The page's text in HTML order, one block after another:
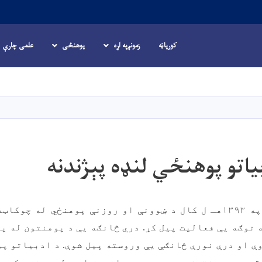
کورپاڼه زمونږپه اړه پوهنځی علمی چارې
پوهنځي لنډه پېژندنه
ادبیاتو پوهنځی په ۱۳۹۳هـ ل کال د ښوونې او روزنې پوهنځي
او درې نورې څانګې یې وروسته پيل شوې. د ادبیاتو